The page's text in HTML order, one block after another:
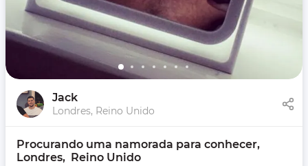
Jack
Londres, Reino Unido
Procurando uma namorada para conhecer,
Londres,  Reino Unido